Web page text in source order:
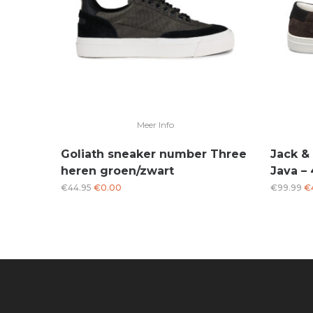
Meer Info
Goliath sneaker number Three
heren groen/zwart
€44.95 Oorspronkelijke
€0.00
Jack
Java –
€99.99 €